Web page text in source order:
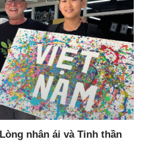
nhân ái và Tinh thần